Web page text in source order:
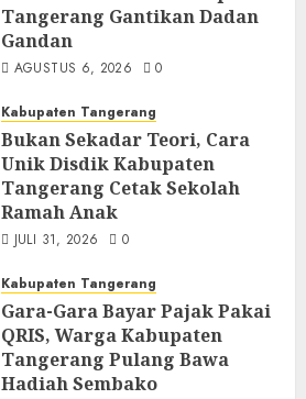
Tangerang Gantikan Dadan
Gandan
AGUSTUS 6, 2026 0
Kabupaten Tangerang
Bukan Sekadar Teori, Cara
Unik Disdik Kabupaten
Tangerang Cetak Sekolah
Ramah Anak
JULI 31, 2026 0
Kabupaten Tangerang
Gara-Gara Bayar Pajak Pakai
QRIS, Warga Kabupaten
Tangerang Pulang Bawa
Hadiah Sembako